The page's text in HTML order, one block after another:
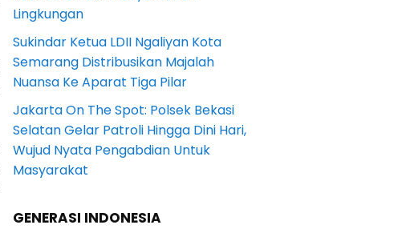
Lingkungan
Sukindar Ketua LDII Ngaliyan Kota
Semarang Distribusikan Majalah
Nuansa Ke Aparat Tiga Pilar
Jakarta On The Spot: Polsek Bekasi
Selatan Gelar Patroli Hingga Dini Hari,
Wujud Nyata Pengabdian Untuk
Masyarakat
GENERASI INDONESIA